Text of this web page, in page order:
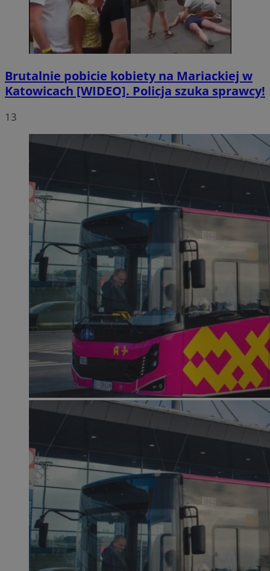
Brutalnie pobicie kobiety na Mariackiej w
Katowicach [WIDEO]. Policja szuka sprawcy!
13